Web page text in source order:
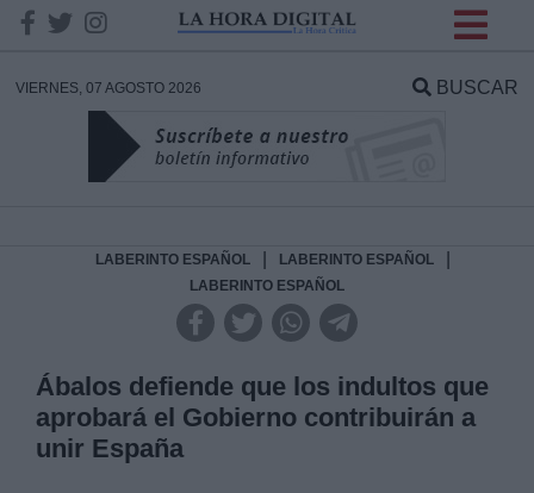
VIERNES, 07 AGOSTO 2026 BUSCAR
LABERINTO ESPAÑOL LABERINTO ESPAÑOL
LABERINTO ESPAÑOL
Ábalos defiende que los indultos que
aprobará el Gobierno contribuirán a
unir España
DATOS
Responsable:
Legitimación: